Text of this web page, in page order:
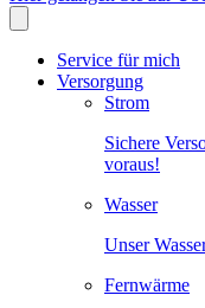
Service für mich
Versorgung
Strom
Sichere
voraus!
Wasser
Unser
Fernwärme